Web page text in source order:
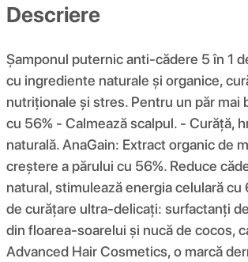
Descriere
Șamponul puternic anti-cădere 5 în 1
cu ingrediente naturale și organice,
nutriționale și stres. Pentru un păr
cu 56% - Calmează scalpul. - Curăță,
naturală. AnaGain: Extract organic de
creștere a părului cu 56%. Reduce
natural, stimulează energia celulară
de curățare ultra-delicați: surfactanți
din floarea-soarelui și nucă de cocos,
Advanced Hair Cosmetics, o marcă